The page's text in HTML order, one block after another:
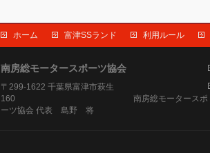
ホーム 富津SSランド 利用ルール
南房総モータースポーツ協会
〒299-1622 千葉県富津市萩生
160 南房総モータースポ
ーツ協会 代表 島野 将